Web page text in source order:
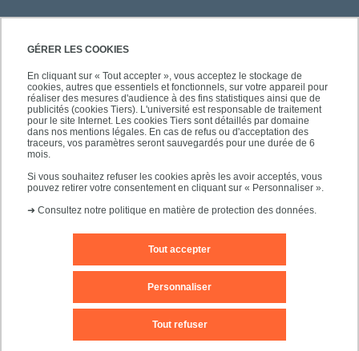
GÉRER LES COOKIES
En cliquant sur « Tout accepter », vous acceptez le stockage de
cookies, autres que essentiels et fonctionnels, sur votre appareil pour
réaliser des mesures d'audience à des fins statistiques ainsi que de
publicités (cookies Tiers). L'université est responsable de traitement
pour le site Internet. Les cookies Tiers sont détaillés par domaine
dans nos mentions légales. En cas de refus ou d'acceptation des
traceurs, vos paramètres seront sauvegardés pour une durée de 6
mois.
Si vous souhaitez refuser les cookies après les avoir acceptés, vous
pouvez retirer votre consentement en cliquant sur « Personnaliser ».
➜ Consultez notre politique en matière de protection des données.
Tout accepter
Tout refuser
Personnaliser
PRATIQUE
NOS FORMATIONS
Nous contacter
Plans d'accès Plan du site